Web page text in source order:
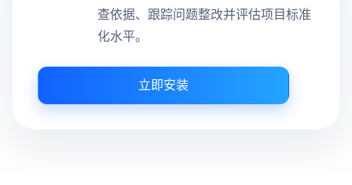
查依据、跟踪问题整改并评估项目标准
化水平。
立即安装